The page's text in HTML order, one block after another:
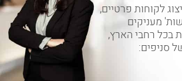
לקוחות פרטיים,
מעניקים
בכל רחבי הארץ,
סניפים: